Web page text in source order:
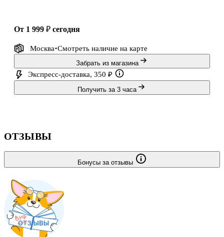
от 1 999 ₽ сегодня
Москва Смотреть наличие на карте
Забрать из магазина
Экспресс-доставка, 350 ₽
Получить за 3 часа
ОТЗЫВЫ
Бонусы за отзывы